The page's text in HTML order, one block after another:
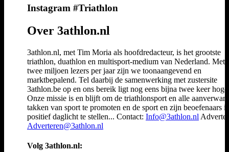
Instagram #Triathlon
Over 3athlon.nl
3athlon.nl, met Tim Moria als hoofdredacteur, is het grootste
triathlon, duathlon en multisport-medium van Nederland. Met
twee miljoen lezers per jaar zijn we toonaangevend en
marktbepalend. Tel daarbij de samenwerking met zustersite
3athlon.be op en ons bereik ligt nog eens bijna twee keer
Onze missie is en blijft om de triathlonsport en alle
takken van sport te promoten en de sport en zijn beoefenaars
positief daglicht te stellen... Contact: Info@3athlon.nl
Adverteren@3athlon.nl
Volg 3athlon.nl: